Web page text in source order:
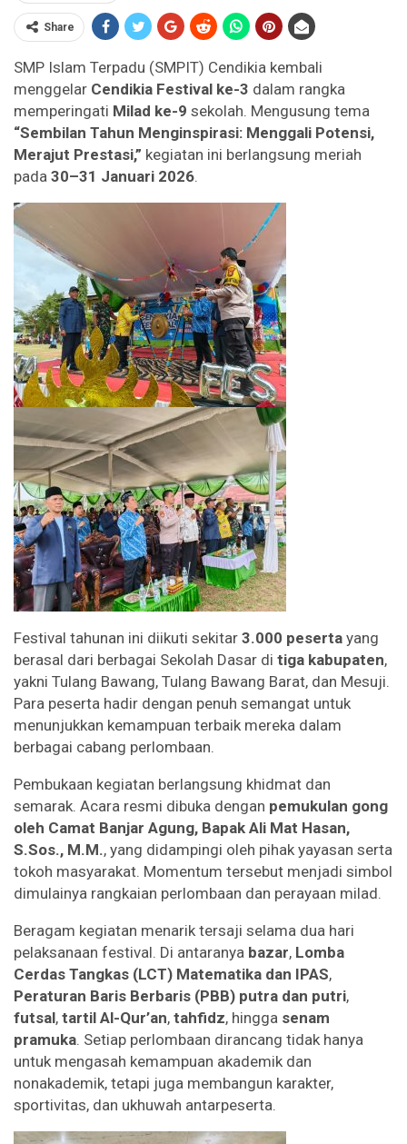
Share
SMP Islam Terpadu (SMPIT) Cendikia kembali
menggelar Cendikia Festival ke-3 dalam rangka
memperingati Milad ke-9 sekolah. Mengusung tema
“Sembilan Tahun Menginspirasi: Menggali Potensi,
Merajut Prestasi,” kegiatan ini berlangsung meriah
pada 30–31 Januari 2026.
Festival tahunan ini diikuti sekitar 3.000 peserta yang
berasal dari berbagai Sekolah Dasar di tiga kabupaten,
yakni Tulang Bawang, Tulang Bawang Barat, dan Mesuji.
Para peserta hadir dengan penuh semangat untuk
menunjukkan kemampuan terbaik mereka dalam
berbagai cabang perlombaan.
Pembukaan kegiatan berlangsung khidmat dan
semarak. Acara resmi dibuka dengan pemukulan gong
oleh Camat Banjar Agung, Bapak Ali Mat Hasan,
S.Sos., M.M., yang didampingi oleh pihak yayasan serta
tokoh masyarakat. Momentum tersebut menjadi simbol
dimulainya rangkaian perlombaan dan perayaan milad.
Beragam kegiatan menarik tersaji selama dua hari
pelaksanaan festival. Di antaranya bazar, Lomba
Cerdas Tangkas (LCT) Matematika dan IPAS,
Peraturan Baris Berbaris (PBB) putra dan putri,
futsal, tartil Al-Qur’an, tahfidz, hingga senam
pramuka. Setiap perlombaan dirancang tidak hanya
untuk mengasah kemampuan akademik dan
nonakademik, tetapi juga membangun karakter,
sportivitas, dan ukhuwah antarpeserta.